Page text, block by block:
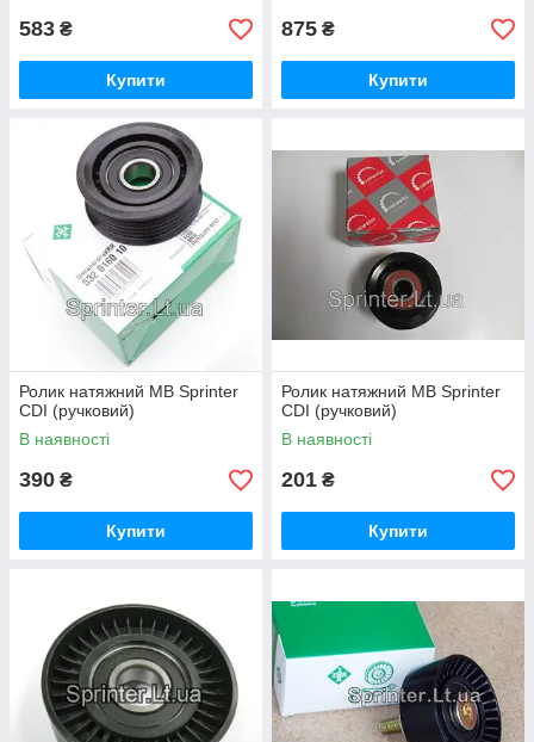
583 ₴
Купити
875 ₴
Купити
Ролик натяжний MB Sprinter
CDI (ручковий)
В наявності
390 ₴
Купити
Ролик натяжний MB Sprinter
CDI (ручковий)
В наявності
201 ₴
Купити